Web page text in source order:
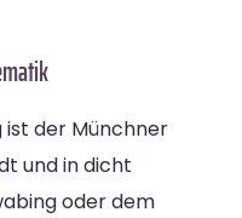
ist der Münchner
und in dicht
oder dem